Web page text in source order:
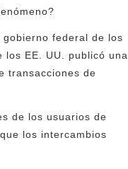
federal de los
los EE. UU. publicó una
transacciones de
de los usuarios de
los intercambios